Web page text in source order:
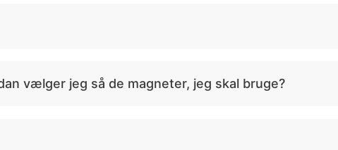
vælger jeg så de magneter, jeg skal bruge?